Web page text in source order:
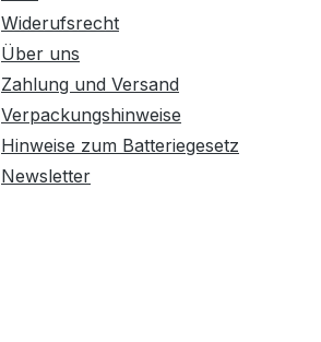
Widerufsrecht
Über uns
Zahlung und Versand
Verpackungshinweise
Hinweise zum Batteriegesetz
Newsletter